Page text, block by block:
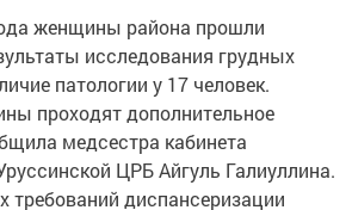
женщины района прошли
исследования грудных
патологии у 17 человек.
проходят дополнительное
медсестра кабинета
ЦРБ Айгуль Галиуллина.
требований диспансеризации